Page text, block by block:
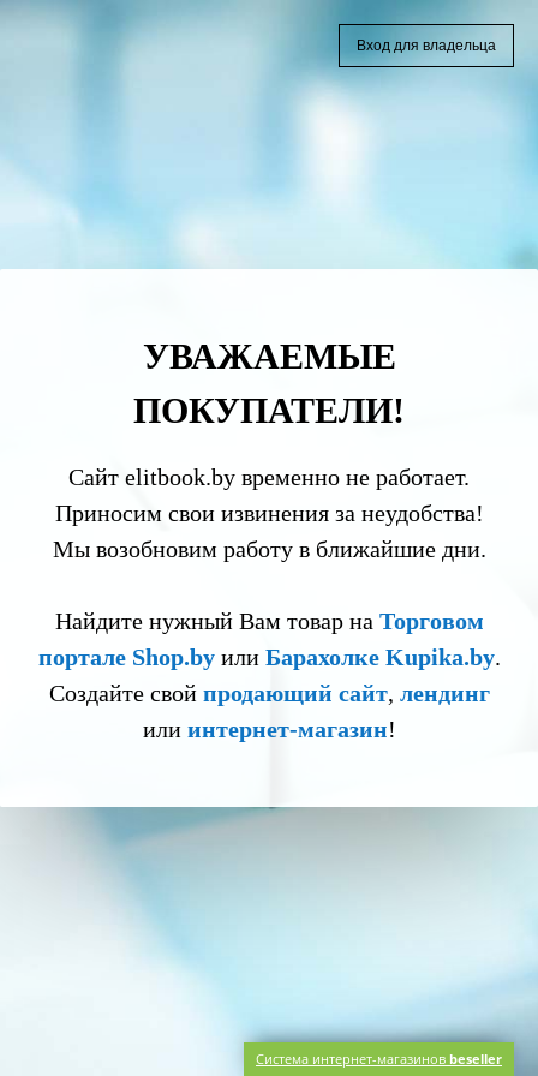
УВАЖАЕМЫЕ
ПОКУПАТЕЛИ!
Сайт elitbook.by временно не работает.
Приносим свои извинения за неудобства!
Мы возобновим работу в ближайшие дни.
Найдите нужный Вам товар на Торговом
портале Shop.byили Барахолке Kupika.by.
Создайте свой продающий сайт, лендинг
или интернет-магазин!
Вход для владельца
Система интернет-магазинов beseller